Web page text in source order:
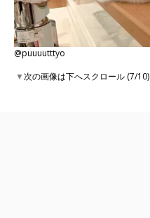
@puuuutttyo
▼次の画像は下へスクロール (7/10)